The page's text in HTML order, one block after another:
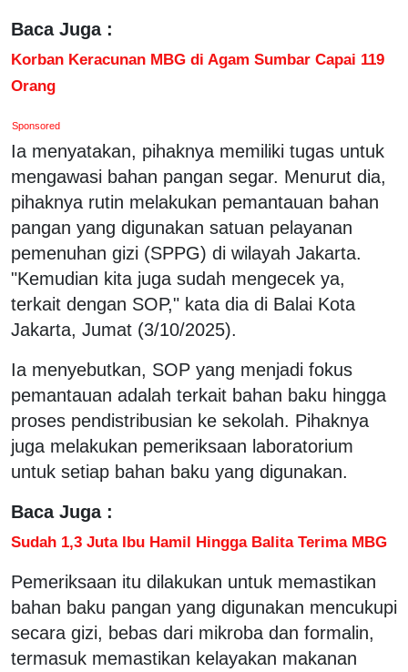
Baca Juga :
Korban Keracunan MBG di Agam Sumbar Capai 119
Orang
Sponsored
Ia menyatakan, pihaknya memiliki tugas untuk
mengawasi bahan pangan segar. Menurut dia,
pihaknya rutin melakukan pemantauan bahan
pangan yang digunakan satuan pelayanan
pemenuhan gizi (SPPG) di wilayah Jakarta.
"Kemudian kita juga sudah mengecek ya,
terkait dengan SOP," kata dia di Balai Kota
Jakarta, Jumat (3/10/2025).
Ia menyebutkan, SOP yang menjadi fokus
pemantauan adalah terkait bahan baku hingga
proses pendistribusian ke sekolah. Pihaknya
juga melakukan pemeriksaan laboratorium
untuk setiap bahan baku yang digunakan.
Baca Juga :
Sudah 1,3 Juta Ibu Hamil Hingga Balita Terima MBG
Pemeriksaan itu dilakukan untuk memastikan
bahan baku pangan yang digunakan mencukupi
secara gizi, bebas dari mikroba dan formalin,
termasuk memastikan kelayakan makanan